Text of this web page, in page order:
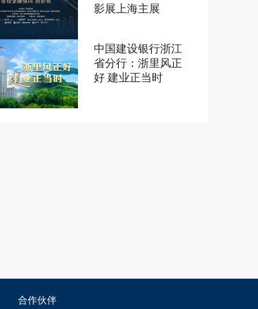
影展上海主展
中国建设银行浙江
省分行：浙里风正
好 建业正当时
合作伙伴